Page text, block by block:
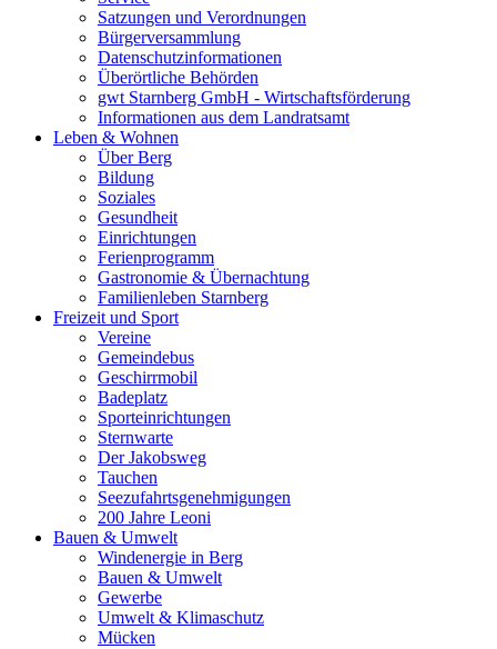
Satzungen und Verordnungen
Bürgerversammlung
Datenschutzinformationen
Überörtliche Behörden
gwt Starnberg GmbH - Wirtschaftsförderung
Informationen aus dem Landratsamt
Leben & Wohnen
Über Berg
Bildung
Soziales
Gesundheit
Einrichtungen
Ferienprogramm
Gastronomie & Übernachtung
Familienleben Starnberg
Freizeit und Sport
Vereine
Gemeindebus
Geschirrmobil
Badeplatz
Sporteinrichtungen
Sternwarte
Der Jakobsweg
Tauchen
Seezufahrtsgenehmigungen
200 Jahre Leoni
Bauen & Umwelt
Windenergie in Berg
Bauen & Umwelt
Gewerbe
Umwelt & Klimaschutz
Mücken